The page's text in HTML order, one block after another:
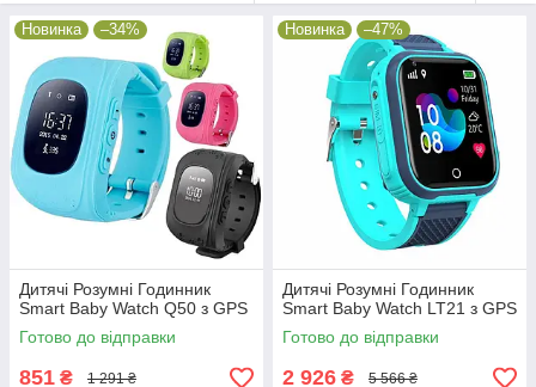
Новинка –34%
Дитячі Розумні Годинник
Smart Baby Watch Q50 з GPS
Готово до відправки
851 ₴ 1 291 ₴
Новинка –47%
Дитячі Розумні Годинник
Smart Baby Watch LT21 з GPS
Готово до відправки
2 926 ₴ 5 566 ₴